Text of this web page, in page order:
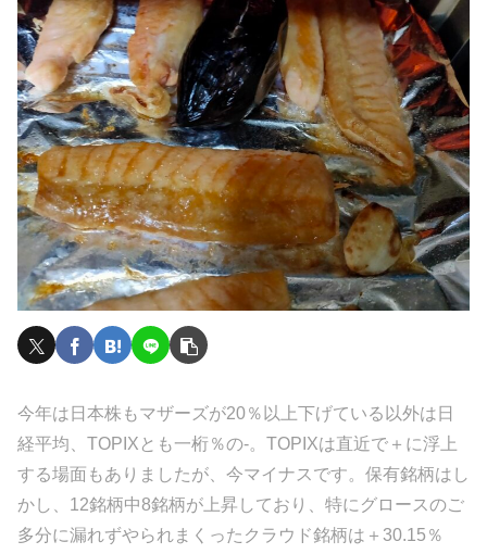
今年は日本株もマザーズが20％以上下げている以外は日
経平均、TOPIXとも一桁％の-。TOPIXは直近で＋に浮上
する場面もありましたが、今マイナスです。保有銘柄はし
かし、12銘柄中8銘柄が上昇しており、特にグロースのご
多分に漏れずやられまくったクラウド銘柄は＋30.15％